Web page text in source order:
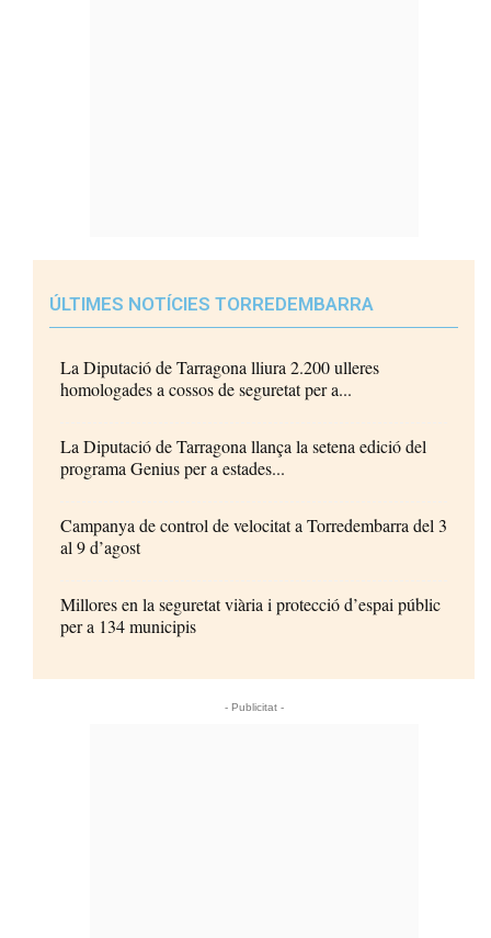
ÚLTIMES NOTÍCIES TORREDEMBARRA
La Diputació de Tarragona lliura 2.200 ulleres
homologades a cossos de seguretat per a...
La Diputació de Tarragona llança la setena edició del
programa Genius per a estades...
Campanya de control de velocitat a Torredembarra del 3
al 9 d’agost
Millores en la seguretat viària i protecció d’espai públic
per a 134 municipis
- Publicitat -